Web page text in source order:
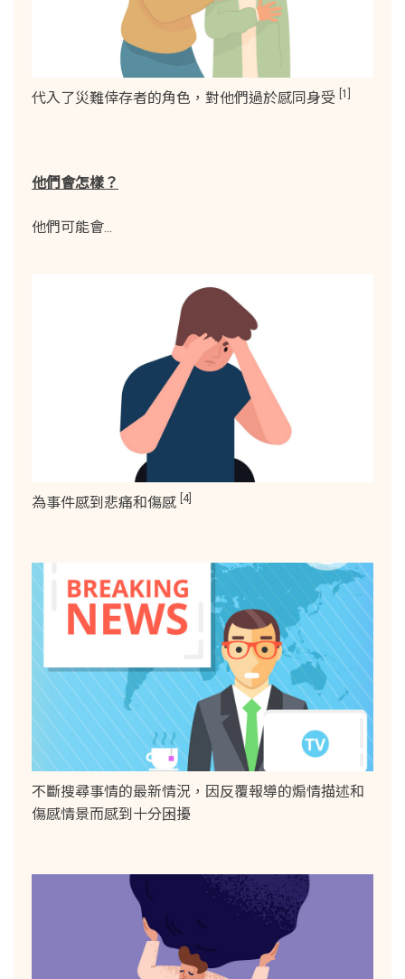
代入了災難倖存者的角色，對他們過於感同身受 [1]
他們會怎樣？
他們可能會...
為事件感到悲痛和傷感 [4]
不斷搜尋事情的最新情況，因反覆報導的煽情描述和
傷感情景而感到十分困擾